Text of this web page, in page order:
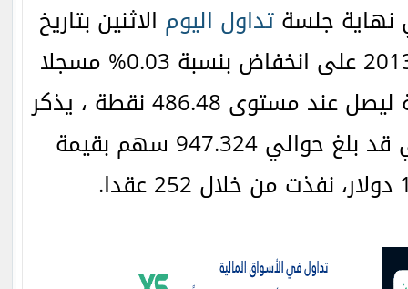
جلسة تداول اليوم الاثنين بتاريخ
19 أغسطس/آب لعام 2013 على انخفاض بنسبة 0.03% مسجلا
خسائر بقيمة 0.14 نقطة ليصل عند مستوى 486.48 نقطة ، يذكر
947.324 سهم بقيمة